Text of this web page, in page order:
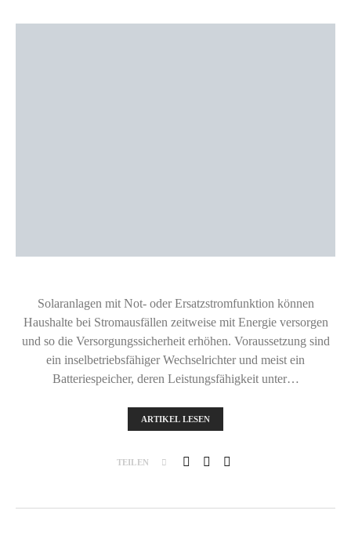
Solaranlagen mit Not- oder Ersatzstromfunktion können
Haushalte bei Stromausfällen zeitweise mit Energie versorgen
und so die Versorgungssicherheit erhöhen. Voraussetzung sind
ein inselbetriebsfähiger Wechselrichter und meist ein
Batteriespeicher, deren Leistungsfähigkeit unter…
ARTIKEL LESEN
TEILEN